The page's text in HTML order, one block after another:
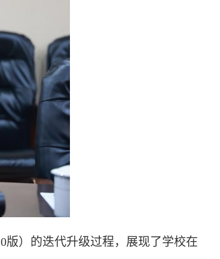
版）的迭代升级过程，展现了学校在